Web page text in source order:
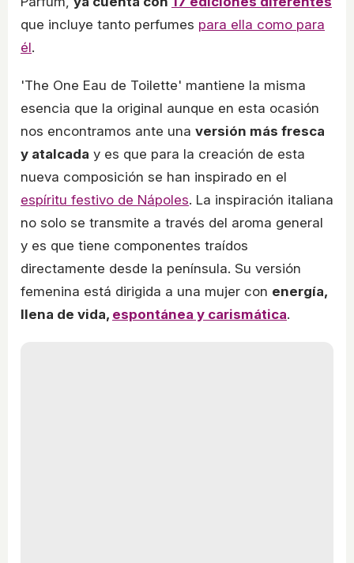
que incluye tanto perfumes para ella como para
él.
'The One Eau de Toilette' mantiene la misma
esencia que la original aunque en esta ocasión
nos encontramos ante una versión más fresca
y atalcada y es que para la creación de esta
nueva composición se han inspirado en el
espíritu festivo de Nápoles. La inspiración italiana
no solo se transmite a través del aroma general
y es que tiene componentes traídos
directamente desde la península. Su versión
femenina está dirigida a una mujer con energía,
llena de vida, espontánea y carismática.